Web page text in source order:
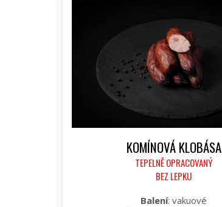
KOMÍNOVÁ KLOBÁSA
TEPELNĚ OPRACOVANÝ
BEZ LEPKU
Balení: vakuové